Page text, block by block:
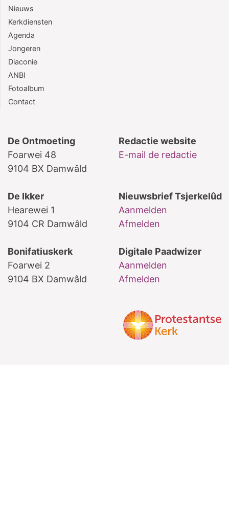
Nieuws
Kerkdiensten
Agenda
Jongeren
Diaconie
ANBI
Fotoalbum
Contact
De Ontmoeting
Foarwei 48
9104 BX Damwâld
Redactie website
E-mail de redactie
De Ikker
Hearewei 1
9104 CR Damwâld
Nieuwsbrief Tsjerkelûd
Aanmelden
Afmelden
Bonifatiuskerk
Foarwei 2
9104 BX Damwâld
Digitale Paadwizer
Aanmelden
Afmelden